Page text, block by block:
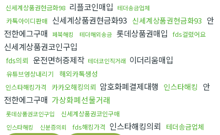
신세계상품권현금화98 리플코인매입 테더송금업체
카톡아이디판매 신세계상품권현금화93 신세계상품권현금화93 안
전한에그구매
페북해킹 테더해외송금 롯데상품권매입 fds걸렸어요
신세계상품권코인구입
fds의뢰 운전면허증제작 테더코인직거래 이더리움매입
유튜브영상내리기 해외카톡생성
인스타해킹가격 카카오해킹의뢰 암호화폐결제대행 인스타해킹
안
전한에그구매 가상화폐선물거래
롯데상품권코인구입 신세계상품권코인구매
인스타해킹 신분증의뢰 fds해킹가격 인스타해킹의뢰 테더송금업체